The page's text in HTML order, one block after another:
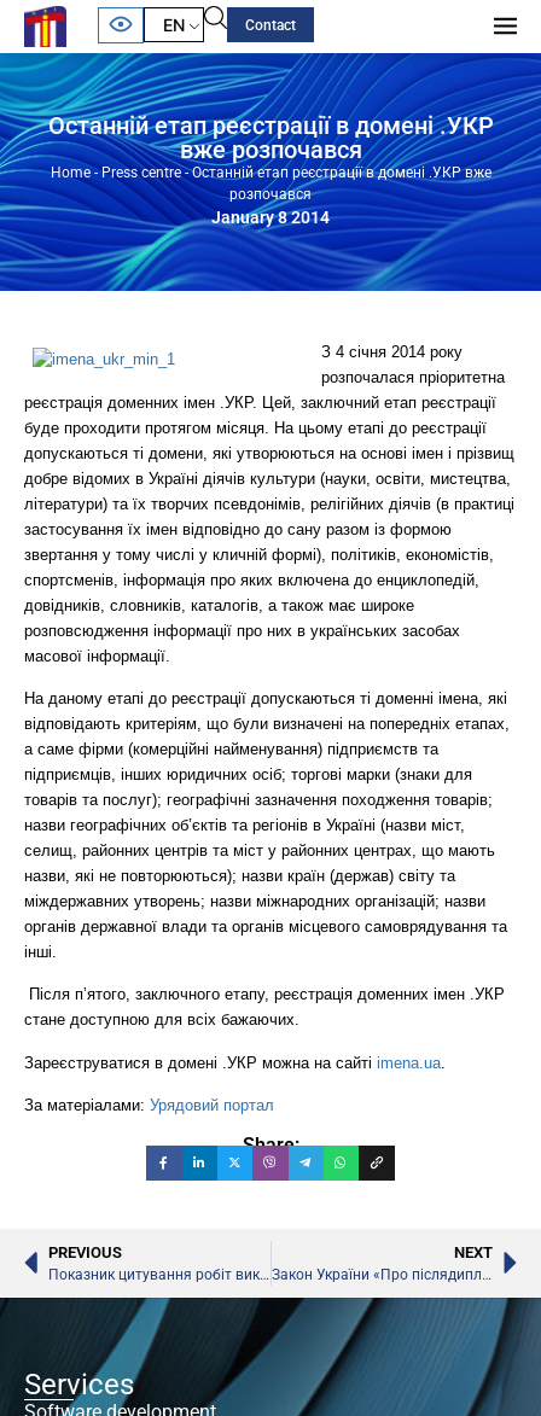
EN Contact
Останній етап реєстрації в домені .УКР
вже розпочався
Home-Press centre-Останній етап реєстрації в домені .УКР вже
розпочався
January 8 2014
З 4 січня 2014 року
розпочалася пріоритетна
реєстрація доменних імен .УКР. Цей, заключний етап реєстрації
буде проходити протягом місяця. На цьому етапі до реєстрації
допускаються ті домени, які утворюються на основі імен і прізвищ
добре відомих в Україні діячів культури (науки, освіти, мистецтва,
літератури) та їх творчих псевдонімів, релігійних діячів (в практиці
застосування їх імен відповідно до сану разом із формою
звертання у тому числі у кличній формі), політиків, економістів,
спортсменів, інформація про яких включена до енциклопедій,
довідників, словників, каталогів, а також має широке
розповсюдження інформації про них в українських засобах
масової інформації.
На даному етапі до реєстрації допускаються ті доменні імена, які
відповідають критеріям, що були визначені на попередніх етапах,
а саме фірми (комерційні найменування) підприємств та
підприємців, інших юридичних осіб; торгові марки (знаки для
товарів та послуг); географічні зазначення походження товарів;
назви географічних об’єктів та регіонів в Україні (назви міст,
селищ, районних центрів та міст у районних центрах, що мають
назви, які не повторюються); назви країн (держав) світу та
міждержавних утворень; назви міжнародних організацій; назви
органів державної влади та органів місцевого самоврядування та
інші.
Після п’ятого, заключного етапу, реєстрація доменних імен .УКР
стане доступною для всіх бажаючих.
Зареєструватися в домені .УКР можна на сайті imena.ua
За матеріалами: Урядовий портал
Share:
PREVIOUS
Показник цитування робіт викладачів у міжнародних наукометричних базах впливатиме на акредитацію ВНЗ
NEXT
Закон України «Про післядипломну освіту» (з урахуванням пропозицій громадськості)
Services